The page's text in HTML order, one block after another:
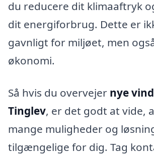
du reducere dit klimaaftryk
dit energiforbrug. Dette er
gavnligt for miljøet, men
økonomi.
Så hvis du overvejer nye
Tinglev, er det godt at vide,
mange muligheder og
tilgængelige for dig. Tag